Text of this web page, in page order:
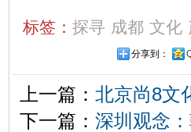
标签： 探寻 成都 文化
分享到：
上一篇： 北京尚8文
下一篇： 深圳观念